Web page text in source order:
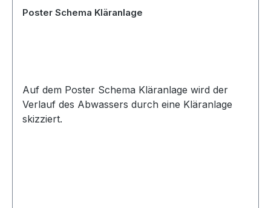
Poster Schema Kläranlage
Auf dem Poster Schema Kläranlage wird der
Verlauf des Abwassers durch eine Kläranlage
skizziert.